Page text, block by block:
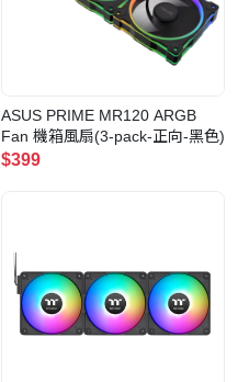
ASUS PRIME MR120 ARGB
Fan 機箱風扇(3-pack-正向-黑色)
$399